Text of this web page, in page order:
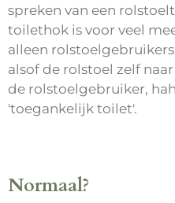
spreken van een
toilethok is voor veel
alleen
alsof de rolstoel zelf
de rolstoelgebruiker,
'toegankelijk toilet'.
Normaal?